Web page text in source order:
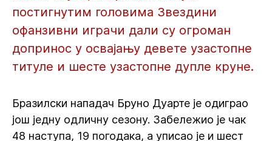
постигнутим головима Звездини
офанзивни играчи дали су огроман
допринос у освајању девете узастопне
титуле и шесте узастопне дупле круне.
Бразилски нападач Бруно Дуарте је одиграо
још једну одличну сезону. Забележио је чак
48 наступа, 19 погодака, а уписао је и шест